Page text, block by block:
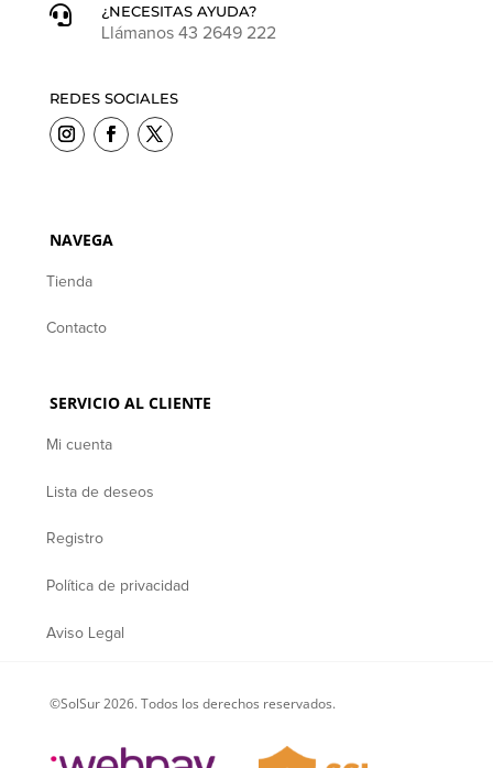

¿NECESITAS AYUDA?
Llámanos 43 2649 222
REDES SOCIALES
NAVEGA
Tienda
Contacto
SERVICIO AL CLIENTE
Mi cuenta
Lista de deseos
Registro
Política de privacidad
Aviso Legal
©SolSur 2026. Todos los derechos reservados.